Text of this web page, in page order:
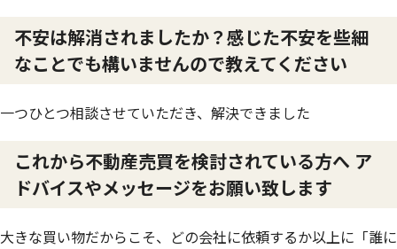
不安は解消されましたか？感じた不安を些細
なことでも構いませんので教えてください
一つひとつ相談させていただき、解決できました
これから不動産売買を検討されている方へ ア
ドバイスやメッセージをお願い致します
大きな買い物だからこそ、どの会社に依頼するか以上に「誰に